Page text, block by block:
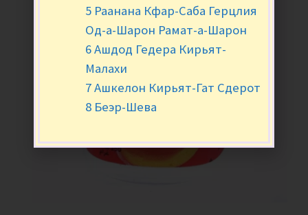
5 Раанана Кфар-Саба Герцлия
Од-а-Шарон Рамат-а-Шарон
6 Ашдод Гедера Кирьят-
Малахи
7 Ашкелон Кирьят-Гат Сдерот
8 Беэр-Шева